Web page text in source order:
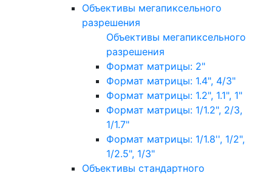
Объективы мегапиксельного
разрешения
Объективы мегапиксельного
разрешения
Формат матрицы: 2"
Формат матрицы: 1.4", 4/3"
Формат матрицы: 1.2", 1.1", 1"
Формат матрицы: 1/1.2", 2/3,
1/1.7"
Формат матрицы: 1/1.8'', 1/2",
1/2.5", 1/3"
Объективы стандартного